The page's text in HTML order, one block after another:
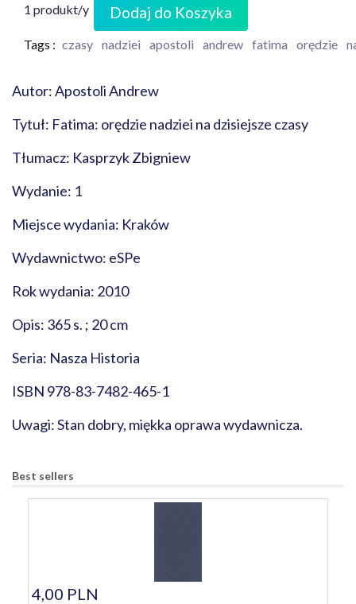
1 produkt/y Dodaj do Koszyka
Tags : czasy nadziei apostoli andrew fatima orędzie
Autor: Apostoli Andrew
Tytuł: Fatima: orędzie nadziei na dzisiejsze czasy
Tłumacz: Kasprzyk Zbigniew
Wydanie: 1
Miejsce wydania: Kraków
Wydawnictwo: eSPe
Rok wydania: 2010
Opis: 365 s. ; 20 cm
Seria: Nasza Historia
ISBN 978-83-7482-465-1
Uwagi: Stan dobry, miękka oprawa wydawnicza.
Best sellers
4,00 PLN